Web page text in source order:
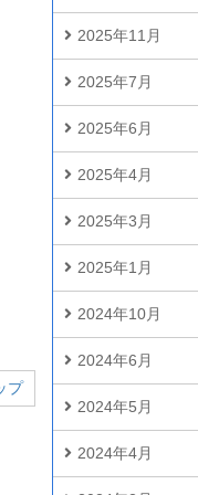
2025年11月
2025年7月
2025年6月
2025年4月
2025年3月
2025年1月
2024年10月
2024年6月
2024年5月
2024年4月
プ